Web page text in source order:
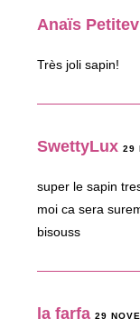
Anaïs
Très joli sapin!
SwettyLux 29
super le sapin
moi ca sera
bisouss
la farfa 29